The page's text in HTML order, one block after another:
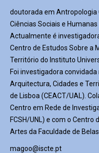
doutorada em Antropologia
Ciências Sociais e
Actualmente é
Centro de Estudos Sobre a
Território do Instituto
Foi investigadora
Arquitectura, Cidades e
de Lisboa (CEACT/UAL).
Centro em Rede de
FCSH/UNL) e com o Centro
Artes da Faculdade de
magoo@iscte.pt